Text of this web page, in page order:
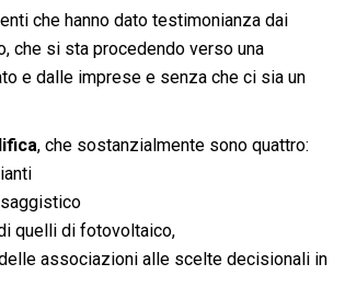
che hanno dato testimonianza dai
che si sta procedendo verso una
e dalle imprese e senza che ci sia un
, che sostanzialmente sono quattro:
quelli di fotovoltaico,
associazioni alle scelte decisionali in